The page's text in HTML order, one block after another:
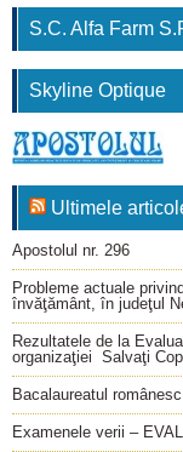
S.C. Alfa Farm
Skyline Optique
Ultimele
Apostolul nr. 296
Probleme actuale
învăţământ, în judeţul
Rezultatele de la
organizaţiei Salvaţi
Bacalaureatul
Examenele verii –